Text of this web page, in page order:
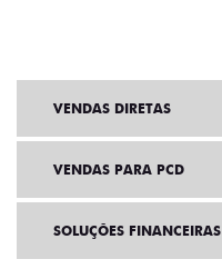
VENDAS DIRETAS
VENDAS PARA PCD
SOLUÇÕES FINANCEIRAS